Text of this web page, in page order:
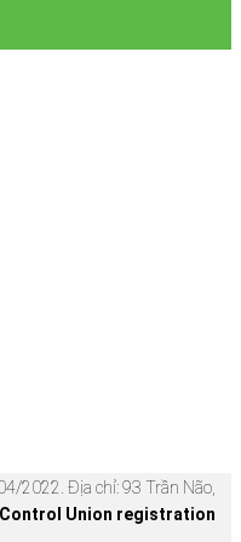
2022. Địa chỉ: 93 Trần Não,
Control Union registration